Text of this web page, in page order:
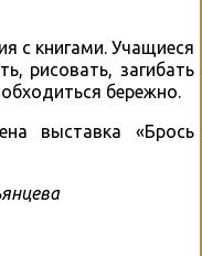
с книгами. Учащиеся
рисовать, загибать
бережно.
выставка «Брось